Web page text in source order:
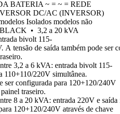
BATERIA ~ = ~ = REDE
DC/AC (INVERSOR)
Isolados modelos não
• 3,2 a 20 kVA
bivolt 115-
A tensão de saída também pode ser
3,2 a 6 kVA: entrada bivolt 115-
110+110/220V simultânea.
ser configurada para 120+120/240V
traseiro.
8 a 20 kVA: entrada 220V e
120+120/240V através de chave